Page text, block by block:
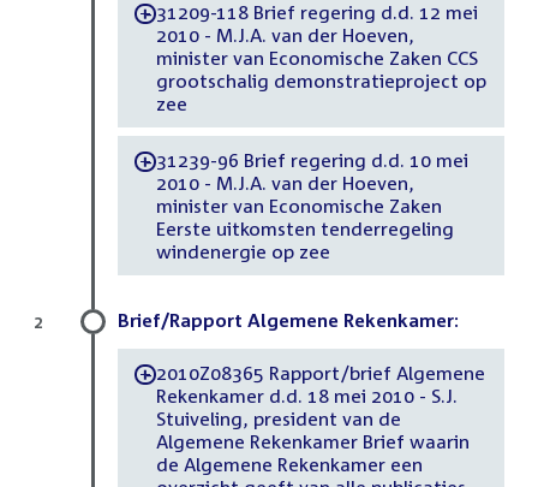
-31209-118 Brief regering d.d. 12 mei
2010 - M.J.A. van der Hoeven,
minister van Economische Zaken CCS
grootschalig demonstratieproject op
zee
-31239-96 Brief regering d.d. 10 mei
2010 - M.J.A. van der Hoeven,
minister van Economische Zaken
Eerste uitkomsten tenderregeling
windenergie op zee
Brief/Rapport Algemene Rekenkamer:
-2010Z08365 Rapport/brief Algemene
Rekenkamer d.d. 18 mei 2010 - S.J.
Stuiveling, president van de
Algemene Rekenkamer Brief waarin
de Algemene Rekenkamer een
2